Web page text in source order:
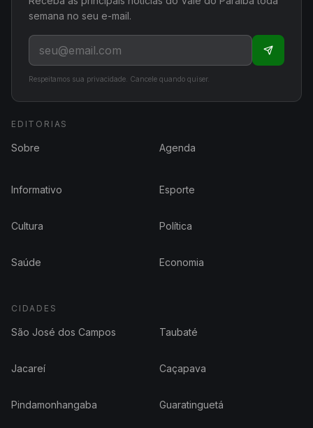
semana no seu e-mail.
Respeitamos sua privacidade. Cancele quando quiser.
EDITORIAS
Sobre Agenda
Informativo Esporte
Cultura Política
Saúde Economia
CIDADES
São José dos Campos Taubaté
Jacareí Caçapava
Pindamonhangaba Guaratinguetá